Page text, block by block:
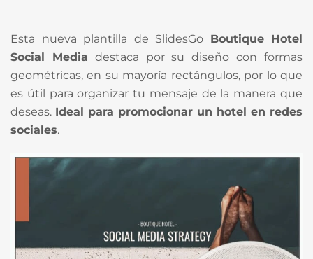
Esta nueva plantilla de SlidesGo Boutique Hotel
Social Media destaca por su diseño con formas
geométricas, en su mayoría rectángulos, por lo que
es útil para organizar tu mensaje de la manera que
deseas. Ideal para promocionar un hotel en redes
sociales.